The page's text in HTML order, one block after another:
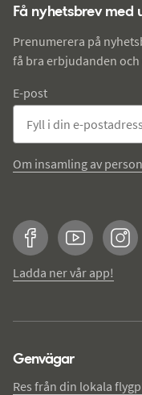
Få nyhetsbrev med
Prenumerera på
få bra erbjudanden
E-post
Om insamling av
FacebookYouTube
Ladda ner vår app!
Genvägar
Res från din lokala